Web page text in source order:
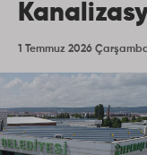
1 Temmuz 2026